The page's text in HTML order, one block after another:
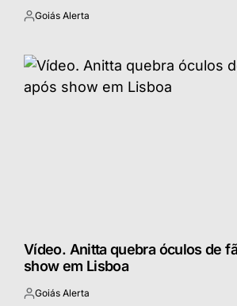
Postado
Goiás Alerta
Vídeo. Anitta quebra óculos de
show em Lisboa
Postado
Goiás Alerta